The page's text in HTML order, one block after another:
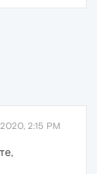
2:15 PM